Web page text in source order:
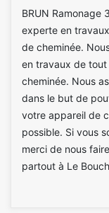
BRUN Ramonage
experte en
de cheminée.
en travaux de
cheminée. Nous
dans le but de
votre appareil de
possible. Si vous
merci de nous
partout à Le